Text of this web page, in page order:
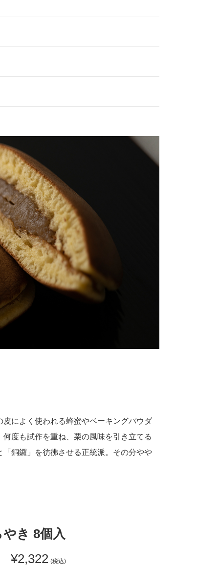
によく使われる蜂蜜やベーキングパウダ
度も試作を重ね、栗の風味を引き立てる
銅鑼」を彷彿させる正統派。その分やや
き 8個入
¥2,322 (税込)